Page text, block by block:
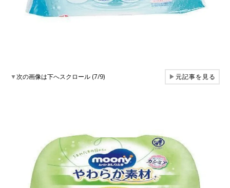
▼次の画像は下へスクロール (7/9) ▶元記事を見る